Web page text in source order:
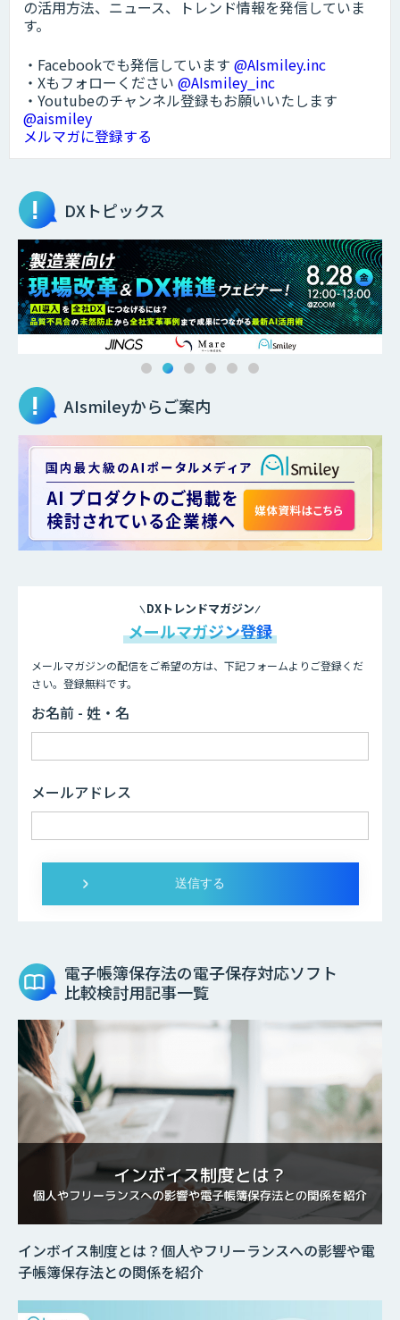
の活用方法、ニュース、トレンド情報を発信していま
す。
・Facebookでも発信しています @AIsmiley.inc
・Xもフォローください @AIsmiley_inc
・Youtubeのチャンネル登録もお願いいたします
@aismiley
メルマガに登録する
DXトピックス
AIsmileyからご案内
DXトレンドマガジン
メールマガジン登録
メールマガジンの配信をご希望の方は、下記フォームよりご登録くだ
さい。登録無料です。
お名前 - 姓・名
メールアドレス
電子帳簿保存法の電子保存対応ソフト
比較検討用記事一覧
インボイス制度とは？個人やフリーランスへの影響や電
子帳簿保存法との関係を紹介